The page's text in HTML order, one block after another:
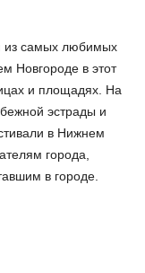
из самых любимых
Новгороде в этот
и площадях. На
эстрады и
в Нижнем
города,
в городе.